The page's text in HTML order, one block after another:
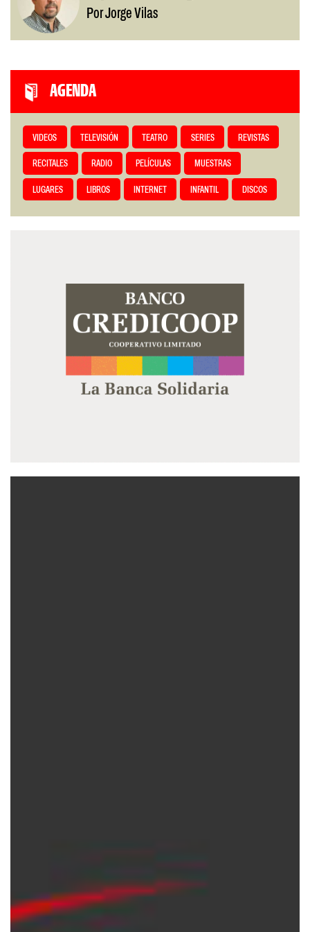
Por Jorge Vilas
AGENDA
VIDEOS TELEVISIÓN TEATRO SERIES REVISTAS
RECITALES RADIO PELÍCULAS MUESTRAS
LUGARES LIBROS INTERNET INFANTIL DISCOS